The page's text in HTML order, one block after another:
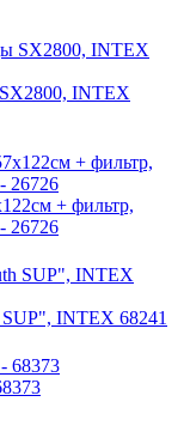
INTEX
+ фильтр,
26726
INTEX 68241